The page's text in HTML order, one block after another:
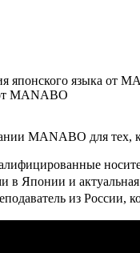
японского языка от
MANABO
MANABO для тех,
в Японии и
из России,